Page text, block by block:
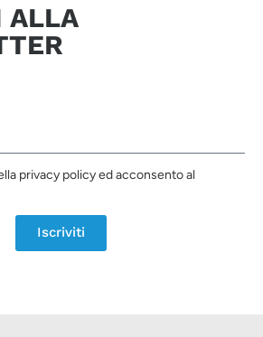
ALLA
privacy policy ed acconsento al
Iscriviti